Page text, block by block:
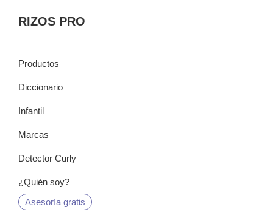
navegación
principal
barra
RIZOS PRO
Productos
Diccionario
Infantil
Marcas
Detector Curly
¿Quién soy?
Asesoría gratis